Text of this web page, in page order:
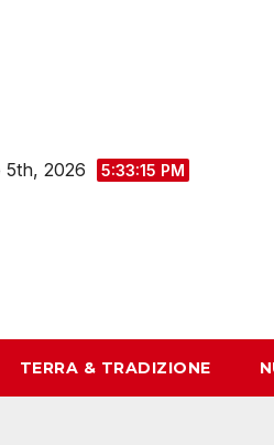
5th, 2026 5:33:16 PM
TERRA & TRADIZIONE